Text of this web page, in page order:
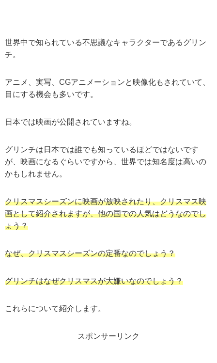
世界中で知られている不思議なキャラクターであるグリン
チ。
アニメ、実写、CGアニメーションと映像化もされていて、
目にする機会も多いです。
日本では映画が公開されていますね。
グリンチは日本では誰でも知っているほどではないです
が、映画になるぐらいですから、世界では知名度は高いの
かもしれません。
クリスマスシーズンに映画が放映されたり、クリスマス映
画として紹介されますが、他の国での人気はどうなのでし
ょう？
なぜ、クリスマスシーズンの定番なのでしょう？
グリンチはなぜクリスマスが大嫌いなのでしょう？
これらについて紹介します。
スポンサーリンク